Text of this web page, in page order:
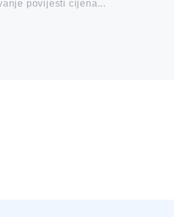
povijesti cijena...